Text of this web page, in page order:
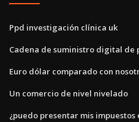
Ppd investigación clínica uk
Cadena de suministro digital de
Euro dólar comparado con
Un comercio de nivel nivelado
¿puedo presentar mis